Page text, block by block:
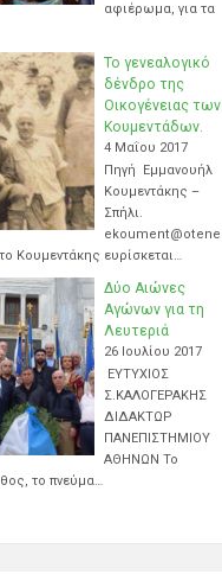
αφιέρωμα, για τα
Το γενεαλογικό
δένδρο της
Οικογένειας των
Κουμεντάδων.
4 Μαΐου 2017
Πηγή Εμμανουήλ
Κουμεντάκης –
Σπήλι.
ekoument@otene
Κουμεντάκης ευρίσκεται…
Δύο Αιώνες
Αγώνων για τη
Λευτεριά
26 Ιουλίου 2017
ΕΥΤΥΧΙΟΣ
Σ.ΚΑΛΟΓΕΡΑΚΗΣ
ΔΙΔΑΚΤΩΡ
ΠΑΝΕΠΙΣΤΗΜΙΟΥ
ΑΘΗΝΩΝ Το
το πνεύμα…